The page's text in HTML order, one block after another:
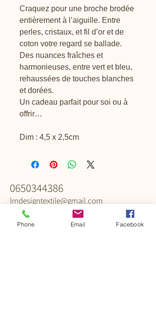
Craquez pour une broche brodée
entièrement à l’aiguille. Entre
perles, cristaux, et fil d’or et de
coton votre regard se ballade.
Des nuances fraîches et
harmonieuses, entre vert et bleu,
rehaussées de touches blanches
et dorées.
Un cadeau parfait pour soi ou à
offrir…
Dim : 4,5 x 2,5cm
Contact & infos
0650344386
lmdesigntextile@gmail.com
Phone Email Facebook